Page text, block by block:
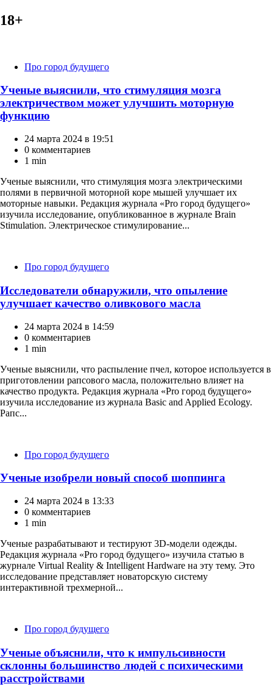
18+
КатегорииПро город будущего
Ученые выяснили, что стимуляция мозга
электричеством может улучшить моторную
функцию
24 марта 2024 в 19:51
0 комментариев
1 min
Ученые выяснили, что стимуляция мозга электрическими
полями в первичной моторной коре мышей улучшает их
моторные навыки. Редакция журнала «Pro город будущего»
изучила исследование, опубликованное в журнале Brain
Stimulation. Электрическое стимулирование...
КатегорииПро город будущего
Исследователи обнаружили, что опыление
улучшает качество оливкового масла
24 марта 2024 в 14:59
0 комментариев
1 min
Ученые выяснили, что распыление пчел, которое используется в
приготовлении рапсового масла, положительно влияет на
качество продукта. Редакция журнала «Pro город будущего»
изучила исследование из журнала Basic and Applied Ecology.
Рапс...
КатегорииПро город будущего
Ученые изобрели новый способ шоппинга
24 марта 2024 в 13:33
0 комментариев
1 min
Ученые разрабатывают и тестируют 3D-модели одежды.
Редакция журнала «Pro город будущего» изучила статью в
журнале Virtual Reality & Intelligent Hardware на эту тему. Это
исследование представляет новаторскую систему
интерактивной трехмерной...
КатегорииПро город будущего
Ученые объяснили, что к импульсивности
склонны большинство людей с психическими
расстройствами